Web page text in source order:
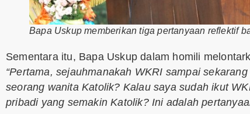
Bapa Uskup memberikan tiga pertanyaan reflektif
Sementara itu, Bapa Uskup dalam homili
“Pertama, sejauhmanakah WKRI sampai
seorang wanita Katolik? Kalau saya sudah ikut
pribadi yang semakin Katolik? Ini adalah